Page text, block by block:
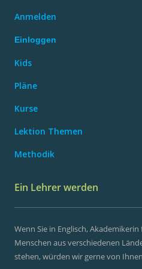
Anmelden
Einloggen
Kids
Pläne
Kurse
Lektion Themen
Methodik
Ein Lehrer werden
Wenn Sie in Englisch,
Menschen aus verschiedenen
stehen, würden wir gerne von